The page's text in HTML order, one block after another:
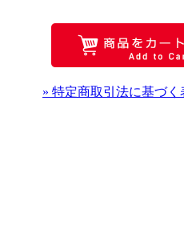
» 特定商取引法に基づ